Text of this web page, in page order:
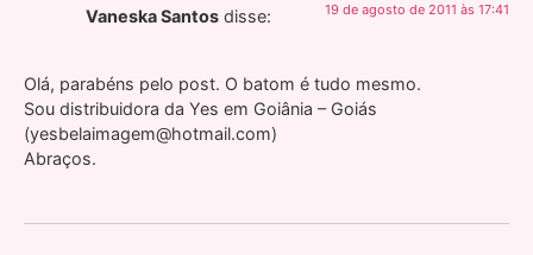
Vaneska Santos disse: 19 de agosto de 2011 às 17:41
Olá, parabéns pelo post. O batom é tudo mesmo.
Sou distribuidora da Yes em Goiânia – Goiás
(yesbelaimagem@hotmail.com)
Abraços.